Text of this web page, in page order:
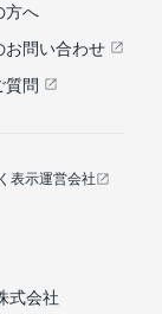
方へ
お問い合わせ
質問
表示運営会社
式会社